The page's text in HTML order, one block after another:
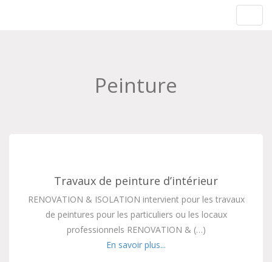
Peinture
Travaux de peinture d’intérieur
RENOVATION & ISOLATION intervient pour les travaux
de peintures pour les particuliers ou les locaux
professionnels RENOVATION & (…)
En savoir plus...